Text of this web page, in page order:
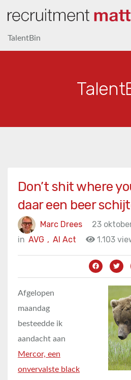
TalentBin
Don’t shit where
daar een beer
Marc Drees
23
in
AI Act
AVG , 1.103
Afgelopen
maandag
besteedde ik
aandacht aan
Mercor, een
onvervalste black